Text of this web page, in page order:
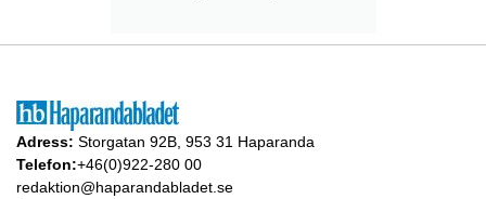
Adress: Storgatan 92B, 953 31 Haparanda
Telefon:+46(0)922-280 00
redaktion@haparandabladet.se